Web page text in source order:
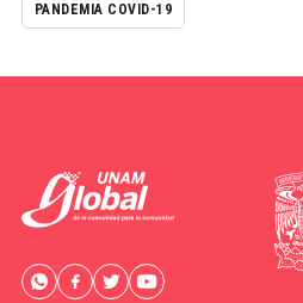
PANDEMIA COVID-19